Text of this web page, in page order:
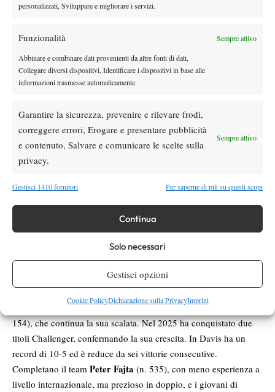
personalizzati, Sviluppare e migliorare i servizi.
Funzionalità Sempre attivo
Abbinare e combinare dati provenienti da altre fonti di dati,
Collegare diversi dispositivi, Identificare i dispositivi in base alle
informazioni trasmesse automaticamente.
Garantire la sicurezza, prevenire e rilevare frodi,
correggere errori, Erogare e presentare pubblicità
e contenuto, Salvare e comunicare le scelte sulla
privacy.
Sempre attivo
Gestisci 1410 fornitori Per saperne di più su questi scopi
Continua
Solo necessari
Gestisci opzioni
Cookie PolicyDichiarazione sulla PrivacyImprint
Marton Fucsovics (foto Panunzio)
La sfida traUngheria e Austriasi preannuncia equilibrata, con
Ungheria: La freschezza e l’estro di Marozsan e l’esperienza
di Fucsovics
Il leader del team magiaro è
salito fino alla posizione n. 36 lo scorso anno. Nel 2025 ha
ottenuto buoni risultati nei tornei ATP 250, spingendosi ai quarti
cemento e sulla terra. In Davis ha ottenuto la sua ultima vittoria
contro il canadese Alexis Galarneau. Accanto a lui ci sarà il
Marton Fucsovics(n. 59), tornato competitivo con la
vittoria a Bucarest nel 2024. Nel 2025 ha raggiunto gli ottavi
all’Australian Open, mostrando ancora solidità fisica e mentale.
In Davis è il secondo ungherese di sempre per vittorie
complessive. Grande attenzione anche suZsombor Piros
154), che continua la sua scalata. Nel 2025 ha conquistato due
titoli Challenger, confermando la sua crescita. In Davis ha un
record di 10-5 ed è reduce da sei vittorie consecutive.
Completano il team Peter Fajta (n. 535), con meno esperienza a
livello internazionale, ma prezioso in doppio, e i giovani di